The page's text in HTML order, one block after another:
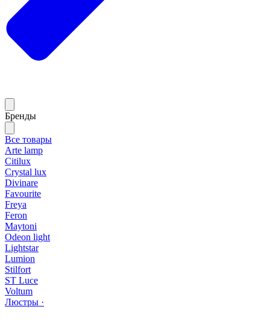
Бренды
Все товары
Arte lamp
Citilux
Crystal lux
Divinare
Favourite
Freya
Feron
Maytoni
Odeon light
Lightstar
Lumion
Stilfort
ST Luce
Voltum
Люстры ·